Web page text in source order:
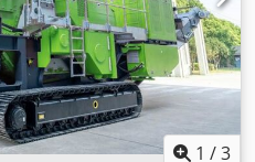
1 /3